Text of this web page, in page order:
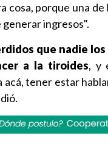
cosa, porque una
ingresos".
que nadie
a la tiroides, y
tener estar